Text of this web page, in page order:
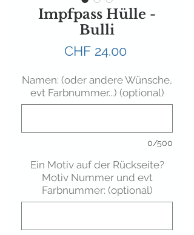
Impfpass Hülle -
Bulli
CHF 24.00Preis
Namen: (oder andere Wünsche,
evt Farbnummer...) (optional)
0/500
Ein Motiv auf der Rückseite?
Motiv Nummer und evt
Farbnummer: (optional)